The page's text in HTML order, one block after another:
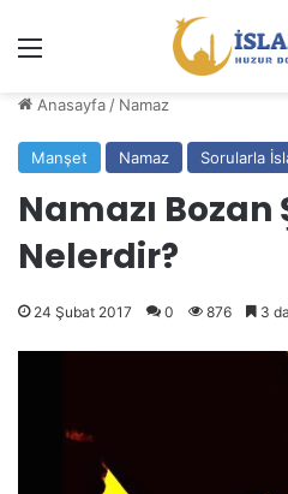
Anasayfa / Namaz
Manşet Namaz Sorularla
Namazı Bozan
Nelerdir?
24 Şubat 2017 0 876 3